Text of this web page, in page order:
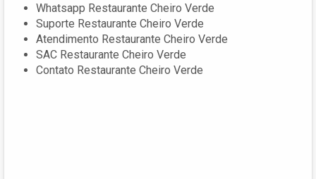
Whatsapp Restaurante Cheiro Verde
Suporte Restaurante Cheiro Verde
Atendimento Restaurante Cheiro Verde
SAC Restaurante Cheiro Verde
Contato Restaurante Cheiro Verde